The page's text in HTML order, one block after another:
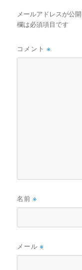
メールアドレスが公
欄は必須項目です
コメント※
名前※
メール※